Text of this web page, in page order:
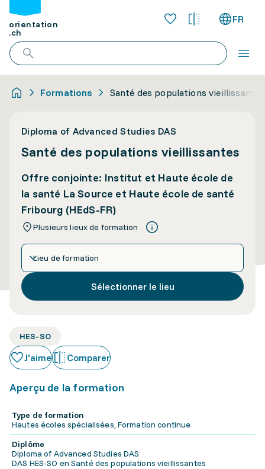
orientation
.ch
FR
Formations Santé des populations vieillissantes
Diploma of Advanced Studies DAS
Santé des populations vieillissantes
Offre conjointe: Institut et Haute école de
la santé La Source et Haute école de santé
Fribourg (HEdS-FR)
Plusieurs lieux de formation
Lieu de formation
Sélectionner le lieu
HES-SO
J'aime Comparer
Aperçu de la formation
Type de formation
Hautes écoles spécialisées, Formation continue
Diplôme
Diploma of Advanced Studies DAS
DAS HES-SO en Santé des populations vieillissantes